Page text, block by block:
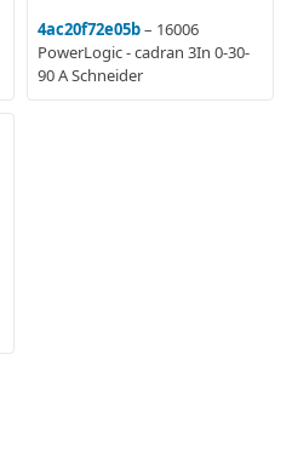
4ac20f72e05b– 16006
PowerLogic - cadran 3In 0-30-
90 A Schneider